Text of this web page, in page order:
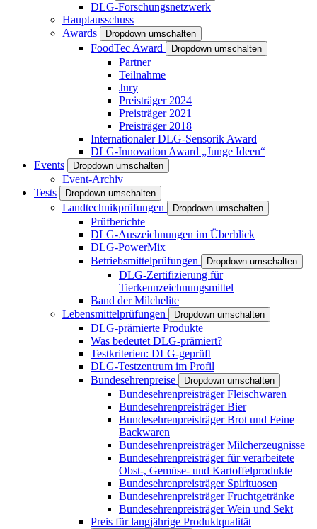
DLG-Forschungsnetzwerk
Hauptausschuss
Awards
Dropdown umschalten
FoodTec Award Dropdown umschalten
Partner
Teilnahme
Jury
Preisträger 2024
Preisträger 2021
Preisträger 2018
Internationaler DLG-Sensorik Award
DLG-Innovation Award „Junge Ideen“
Events
Dropdown umschalten
Event-Archiv
Tests
Dropdown umschalten
Landtechnikprüfungen Dropdown umschalten
Prüfberichte
DLG-Auszeichnungen im Überblick
DLG-PowerMix
Betriebsmittelprüfungen
Dropdown umschalten
DLG-Zertifizierung für
Tierkennzeichnungsmittel
Band der Milchelite
Lebensmittelprüfungen
Dropdown umschalten
DLG-prämierte Produkte
Was bedeutet DLG-prämiert?
Testkriterien: DLG-geprüft
DLG-Testzentrum im Profil
Bundesehrenpreise
Dropdown umschalten
Bundesehrenpreisträger Fleischwaren
Bundesehrenpreisträger Bier
Bundesehrenpreisträger Brot und Feine
Backwaren
Bundesehrenpreisträger Milcherzeugnisse
Bundesehrenpreisträger für verarbeitete
Obst-, Gemüse- und Kartoffelprodukte
Bundesehrenpreisträger Spirituosen
Bundesehrenpreisträger Fruchtgetränke
Bundesehrenpreisträger Wein und Sekt
Preis für langjährige Produktqualität